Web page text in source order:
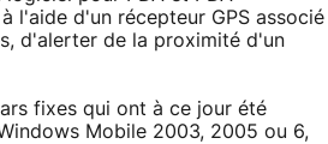
l'aide d'un récepteur GPS associé
d'alerter de la proximité d'un
fixes qui ont à ce jour été
Mobile 2003, 2005 ou 6,